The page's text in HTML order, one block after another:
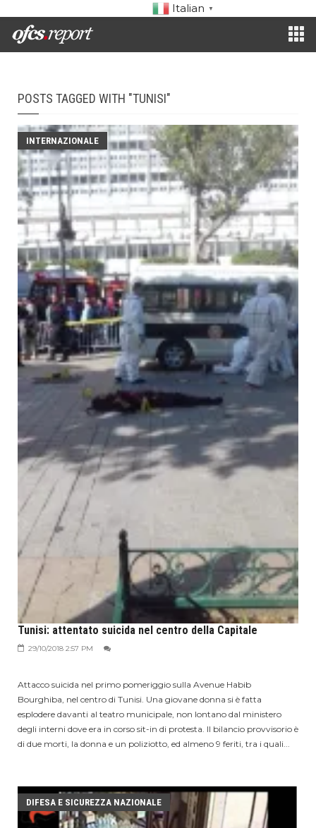
Italian ▼
POSTS TAGGED WITH "TUNISI"
INTERNAZIONALE
Tunisi: attentato suicida nel centro della Capitale
29/10/2018 2:57 PM
Attacco suicida nel primo pomeriggio sulla Avenue Habib
Bourghiba, nel centro di Tunisi. Una giovane donna si è fatta
esplodere davanti al teatro municipale, non lontano dal ministero
degli interni dove era in corso sit-in di protesta. Il bilancio provvisorio è
di due morti, la donna e un poliziotto, ed almeno 9 feriti, tra i quali...
DIFESA E SICUREZZA NAZIONALE